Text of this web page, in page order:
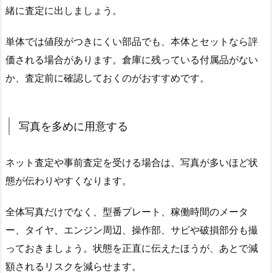
緒に査定に出しましょう。
単体では値段がつきにくい部品でも、本体とセットなら評
価される場合があります。倉庫に残っている付属品がない
か、査定前に確認しておくのがおすすめです。
写真を多めに用意する
ネット査定や事前査定を受ける場合は、写真が多いほど状
態が伝わりやすくなります。
全体写真だけでなく、型番プレート、稼働時間のメータ
ー、タイヤ、エンジン周辺、操作部、サビや破損部分も撮
っておきましょう。状態を正直に伝えたほうが、あとで減
額されるリスクを減らせます。